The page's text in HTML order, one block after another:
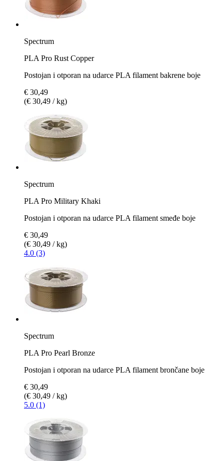
Spectrum
PLA Pro Rust Copper
Postojan i otporan na udarce PLA filament bakrene boje
€ 30,49
(€ 30,49 / kg)
Spectrum
PLA Pro Military Khaki
Postojan i otporan na udarce PLA filament smeđe boje
€ 30,49
(€ 30,49 / kg)
4.0 (3)
Spectrum
PLA Pro Pearl Bronze
Postojan i otporan na udarce PLA filament brončane boje
€ 30,49
(€ 30,49 / kg)
5.0 (1)